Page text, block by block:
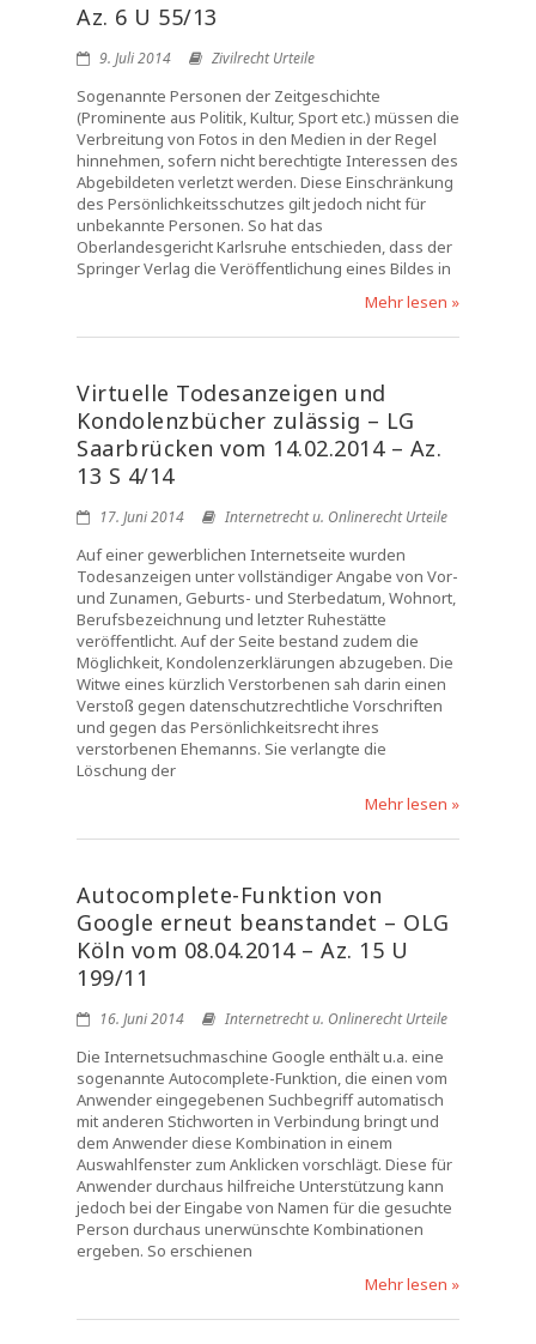
Az. 6 U 55/13
9. Juli 2014 Zivilrecht Urteile
Sogenannte Personen der Zeitgeschichte
(Prominente aus Politik, Kultur, Sport etc.) müssen die
Verbreitung von Fotos in den Medien in der Regel
hinnehmen, sofern nicht berechtigte Interessen des
Abgebildeten verletzt werden. Diese Einschränkung
des Persönlichkeitsschutzes gilt jedoch nicht für
unbekannte Personen. So hat das
Oberlandesgericht Karlsruhe entschieden, dass der
Springer Verlag die Veröffentlichung eines Bildes in
Mehr lesen »
Virtuelle Todesanzeigen und
Kondolenzbücher zulässig – LG
Saarbrücken vom 14.02.2014 – Az.
13 S 4/14
17. Juni 2014 Internetrecht u. Onlinerecht Urteile
Auf einer gewerblichen Internetseite wurden
Todesanzeigen unter vollständiger Angabe von Vor-
und Zunamen, Geburts- und Sterbedatum, Wohnort,
Berufsbezeichnung und letzter Ruhestätte
veröffentlicht. Auf der Seite bestand zudem die
Möglichkeit, Kondolenzerklärungen abzugeben. Die
Witwe eines kürzlich Verstorbenen sah darin einen
Verstoß gegen datenschutzrechtliche Vorschriften
und gegen das Persönlichkeitsrecht ihres
verstorbenen Ehemanns. Sie verlangte die
Löschung der
Mehr lesen »
Autocomplete-Funktion von
Google erneut beanstandet – OLG
Köln vom 08.04.2014 – Az. 15 U
199/11
16. Juni 2014 Internetrecht u. Onlinerecht Urteile
Die Internetsuchmaschine Google enthält u.a. eine
sogenannte Autocomplete-Funktion, die einen vom
Anwender eingegebenen Suchbegriff automatisch
mit anderen Stichworten in Verbindung bringt und
dem Anwender diese Kombination in einem
Auswahlfenster zum Anklicken vorschlägt. Diese für
Anwender durchaus hilfreiche Unterstützung kann
jedoch bei der Eingabe von Namen für die gesuchte
Person durchaus unerwünschte Kombinationen
ergeben. So erschienen
Mehr lesen »